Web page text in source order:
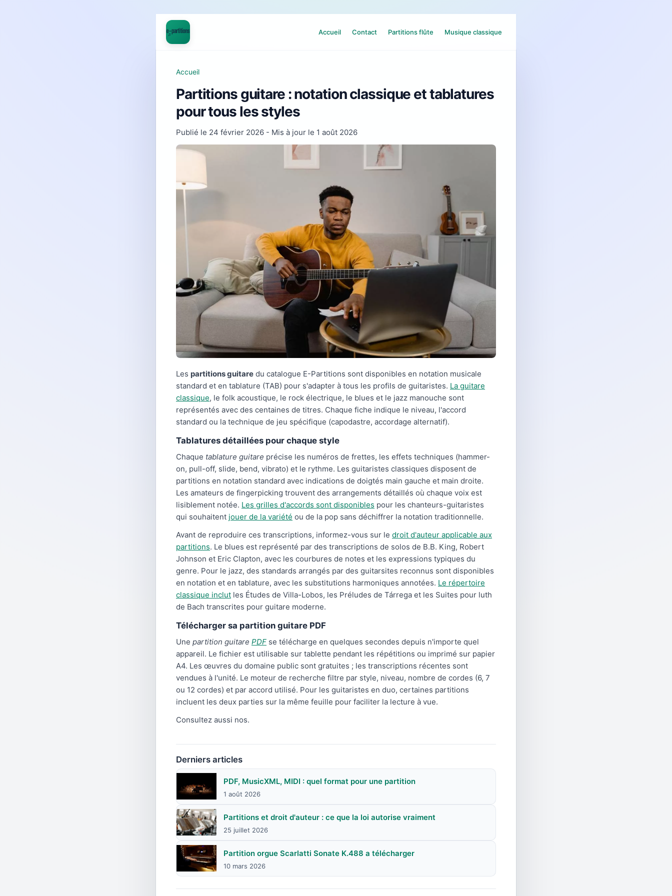
Accueil Contact Partitions flûte Musique classique
Accueil
Partitions guitare : notation classique et tablatures
pour tous les styles
Publié le 24 février 2026 - Mis à jour le 1 août 2026
Les partitions guitare du catalogue E-Partitions sont disponibles en notation musicale
standard et en tablature (TAB) pour s'adapter à tous les profils de guitaristes. La guitare
classique, le folk acoustique, le rock électrique, le blues et le jazz manouche sont
représentés avec des centaines de titres. Chaque fiche indique le niveau, l'accord
standard ou la technique de jeu spécifique (capodastre, accordage alternatif).
Tablatures détaillées pour chaque style
Chaque tablature guitare précise les numéros de frettes, les effets techniques (hammer-
on, pull-off, slide, bend, vibrato) et le rythme. Les guitaristes classiques disposent de
partitions en notation standard avec indications de doigtés main gauche et main droite.
Les amateurs de fingerpicking trouvent des arrangements détaillés où chaque voix est
lisiblement notée. Les grilles d'accords sont disponibles pour les chanteurs-guitaristes
qui souhaitent jouer de la variété ou de la pop sans déchiffrer la notation traditionnelle.
Avant de reproduire ces transcriptions, informez-vous sur le droit d'auteur applicable aux
partitions. Le blues est représenté par des transcriptions de solos de B.B. King, Robert
Johnson et Eric Clapton, avec les courbures de notes et les expressions typiques du
genre. Pour le jazz, des standards arrangés par des guitarsites reconnus sont disponibles
en notation et en tablature, avec les substitutions harmoniques annotées. Le répertoire
classique inclut les Études de Villa-Lobos, les Préludes de Tárrega et les Suites pour luth
de Bach transcrites pour guitare moderne.
Télécharger sa partition guitare PDF
Une partition guitare PDF se télécharge en quelques secondes depuis n'importe quel
appareil. Le fichier est utilisable sur tablette pendant les répétitions ou imprimé sur papier
A4. Les œuvres du domaine public sont gratuites ; les transcriptions récentes sont
vendues à l'unité. Le moteur de recherche filtre par style, niveau, nombre de cordes (6, 7
ou 12 cordes) et par accord utilisé. Pour les guitaristes en duo, certaines partitions
incluent les deux parties sur la même feuille pour faciliter la lecture à vue.
Consultez aussi nos.
Derniers articles
PDF, MusicXML, MIDI : quel format pour une partition
1 août 2026
Partitions et droit d'auteur : ce que la loi autorise vraiment
25 juillet 2026
Partition orgue Scarlatti Sonate K.488 a télécharger
10 mars 2026